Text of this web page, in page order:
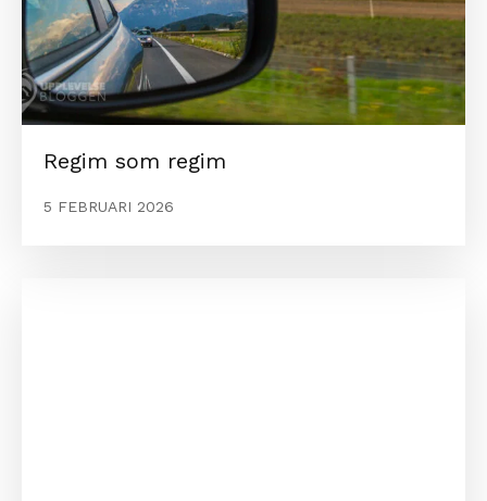
Regim som regim
5 FEBRUARI 2026